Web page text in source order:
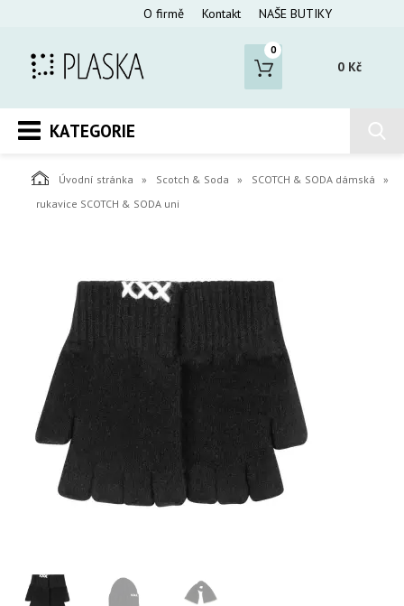
O firmě Kontakt NAŠE BUTIKY
0
0 Kč
KATEGORIE
Úvodní stránka Scotch & Soda
SCOTCH & SODA dámská
rukavice SCOTCH & SODA uni